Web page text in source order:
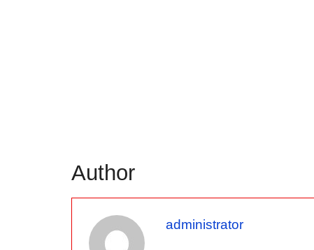
Author
administrator